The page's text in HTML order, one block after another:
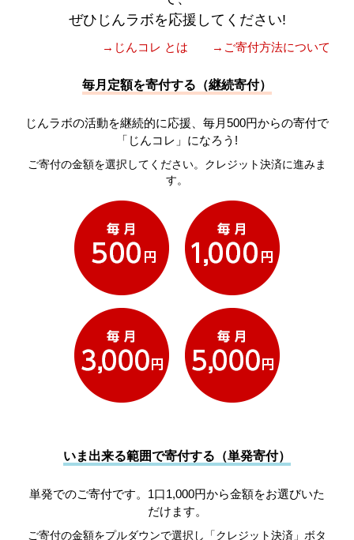
ぜひじんラボを応援してください!
→じんコレ とは →ご寄付方法について
毎月定額を寄付する（継続寄付）
じんラボの活動を継続的に応援、毎月500円からの寄付で
「じんコレ」になろう!
ご寄付の金額を選択してください。クレジット決済に進みま
す。
いま出来る範囲で寄付する（単発寄付）
単発でのご寄付です。1口1,000円から金額をお選びいた
だけます。
ご寄付の金額をプルダウンで選択し「クレジット決済」ボタ